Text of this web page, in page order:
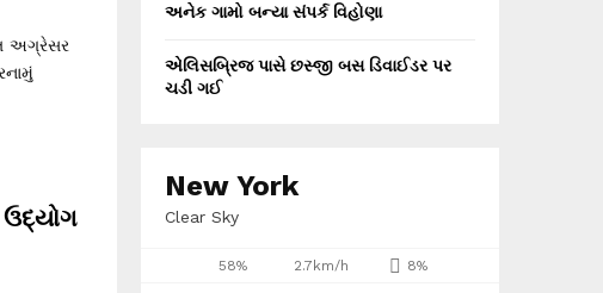
અગ્રેસર
ઉદ્યોગ
અનેક ગામો બન્યા સંપર્ક વિહોણા
એલિસબ્રિજ પાસે છસ્જી બસ ડિવાઈડર પર
ચડી ગઈ
New York
Clear Sky
58% 2.7km/h 8%